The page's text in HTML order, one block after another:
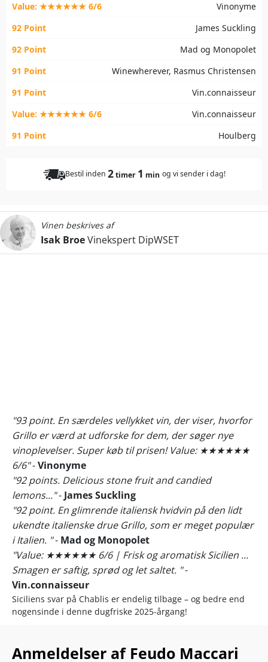
Value: ★★★★★★ 6/6
Vinonyme
92 Point
James Suckling
92 Point
Mad og Monopolet
91 Point
Winewherever, Rasmus Christensen
91 Point
Vin.connaisseur
Value: ★★★★★★ 6/6
Vin.connaisseur
91 Point
Houlberg
Bestil inden 2timer 1 min og vi sender i dag!
Vinen beskrives af
Isak BroeVinekspert DipWSET
"93 point. En særdeles vellykket vin, der viser, hvorfor
Grillo er værd at udforske for dem, der søger nye
vinoplevelser. Super køb til prisen! Value: ★★★★★★
6/6"-Vinonyme
"92 points. Delicious stone fruit and candied
lemons..."- James Suckling
"92 point. En glimrende italiensk hvidvin på den lidt
ukendte italienske drue Grillo, som er meget populær
i Italien. "- Mad og Monopolet
"Value: ★★★★★★ 6/6 | Frisk og aromatisk Sicilien ...
Smagen er saftig, sprød og let saltet. "-
Vin.connaisseur
Siciliens svar på Chablis er endelig tilbage – og bedre end
nogensinde i denne dugfriske 2025-årgang!
kundefavorit. Prøv bare at læse med her...
Anmeldelser af Feudo Maccari